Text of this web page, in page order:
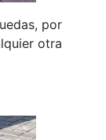
por
otra